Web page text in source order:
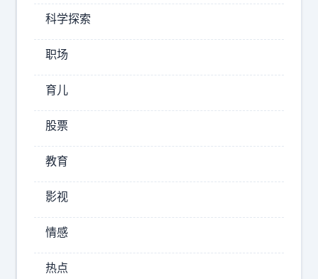
！
今
年
年
看
，
观
头
今
年
想
对
摆
痛
苦
必
须
主
动
放
下
一
切
科学探索
职场
育儿
股票
教育
影视
情感
热点